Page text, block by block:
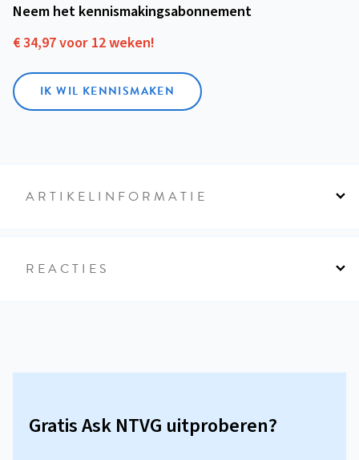
Neem het kennismakings­abonnement
€ 34,97 voor 12 weken!
IK WIL KENNISMAKEN
ARTIKELINFORMATIE
REACTIES
Gratis Ask NTVG uitproberen?